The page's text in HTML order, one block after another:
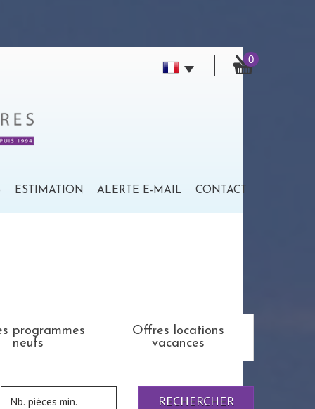
0
ESTIMATION ALERTE E-MAIL CONTACT
programmes
neufs
Offres locations
vacances
RECHERCHER